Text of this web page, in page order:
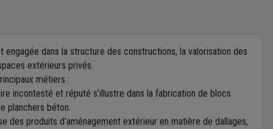
dans la structure des constructions, la valorisation des
extérieurs privés.
métiers :
incontesté et réputé s’illustre dans la fabrication de blocs
planchers béton.
des produits d’aménagement extérieur en matière de dallages,